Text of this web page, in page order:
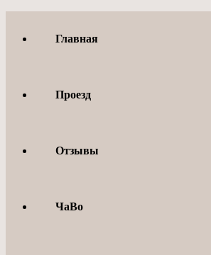
содержимомуГлавная
Проезд
Отзывы
ЧаВо